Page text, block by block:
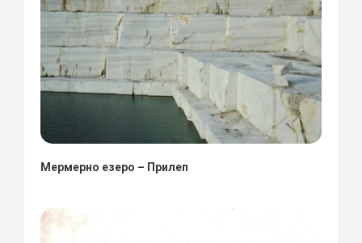
Мермерно езеро – Прилеп